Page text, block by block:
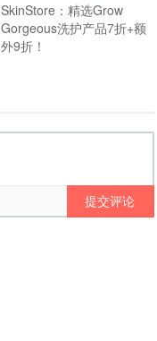
SkinStore：精选Grow
Gorgeous洗护产品7折+额
外9折！
提交评论